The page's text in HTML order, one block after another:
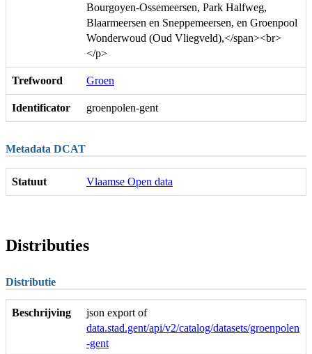
Bourgoyen-Ossemeersen, Park Halfweg,
Blaarmeersen en Sneppemeersen, en Groenpool
Wonderwoud (Oud Vliegveld),</span><br>
</p>
Trefwoord Groen
Identificator groenpolen-gent
Metadata DCAT
Statuut Vlaamse Open data
Distributies
Distributie
Beschrijving
json export of
data.stad.gent/api/v2/catalog/datasets/groenpolen
-gent